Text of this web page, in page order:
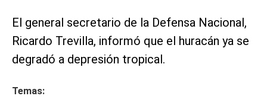
El general secretario de la Defensa Nacional,
Ricardo Trevilla, informó que el huracán ya se
degradó a depresión tropical.
Temas: